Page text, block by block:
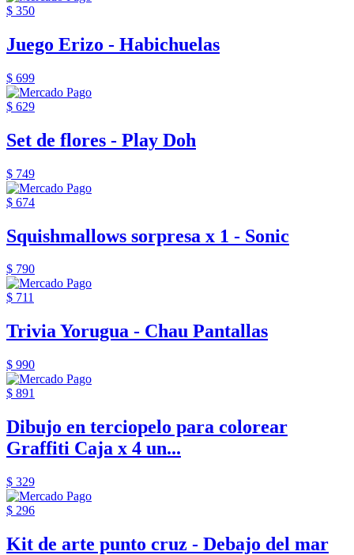
$ 350
Juego Erizo - Habichuelas
$ 699
$ 629
Set de flores - Play Doh
$ 749
$ 674
Squishmallows sorpresa x 1 - Sonic
$ 790
$ 711
Trivia Yorugua - Chau Pantallas
$ 990
$ 891
Dibujo en terciopelo para colorear
Graffiti Caja x 4 un...
$ 329
$ 296
Kit de arte punto cruz - Debajo del mar